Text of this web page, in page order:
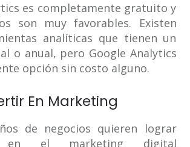
es completamente gratuito y
son muy favorables. Existen
analíticas que tienen un
o anual, pero Google Analytics
opción sin costo alguno.
En Marketing
de negocios quieren lograr
en el marketing digital